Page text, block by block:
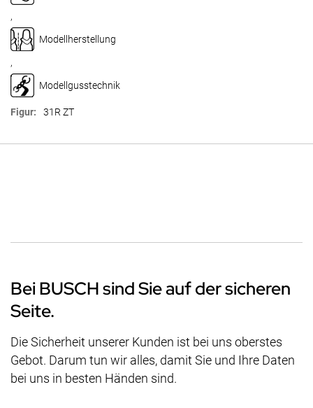
,
Modellherstellung
,
Modellgusstechnik
31R ZT
Bei BUSCH sind Sie auf der sicheren
Seite.
Die Sicherheit unserer Kunden ist bei uns oberstes
Gebot. Darum tun wir alles, damit Sie und Ihre Daten
bei uns in besten Händen sind.